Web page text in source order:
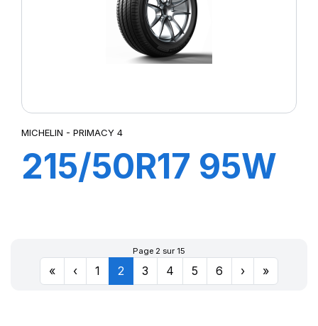
MICHELIN - PRIMACY 4
215/50R17 95W
Page 2 sur 15
« ‹ 1 2 3 4 5 6 › »